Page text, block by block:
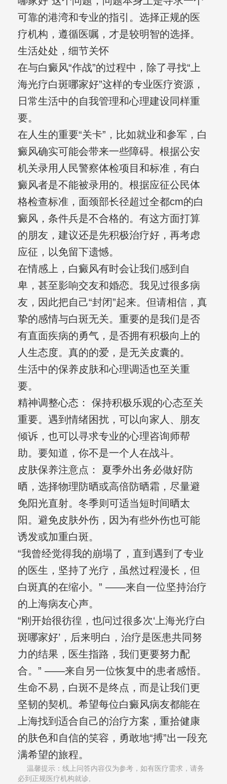
可靠的港湾和专业的指引。选择正规的医
疗机构，遵循医嘱，才是较明智的选择。
生活处处，细节关怀
在与白癜风“作战”的过程中，除了寻找“上
海光疗白斑哪家好”这样的专业医疗资源，
日常生活中的自我管理和心理建设同样重
要。
在人生的重要“关卡”，比如就业和参军，白
癜风确实可能会带来一些障碍。根据公安
机关录用人民警察体检项目和标准，有白
癜风者是不能被录用的。根据应征公民体
格检查标准，面颈部长径超过全都cm的白
癜风，条件兵是不合格的。有这方面打算
的朋友，建议还是先积极治疗好，再考虑
应征，以免留下遗憾。
在情感上，白癜风有时会让我们感到自
卑，甚至影响交友和婚恋。我见过很多病
友，因此把自己“封闭”起来。但请相信，真
挚的感情与白斑无关。重要的是我们是否
有直面疾病的勇气，是否拥有积极向上的
人生态度。真的的爱，是无关皮囊的。
生活中的保养皮肤和心理调适也至关重
要。
精神调整心态： 保持积极乐观的心态至关
重要。遇到情绪困扰，可以向家人、朋友
倾诉，也可以寻求专业的心理咨询师帮
助。要知道，你不是一个人在战斗。
皮肤保养注意点： 夏季外出务必做好防
晒，选择物理防晒或高倍防晒霜，尽量避
免阳光直射。冬季则可适当短时间晒太
阳。避免皮肤外伤，因为有些外伤也可能
诱发或加重白斑。
“我曾经觉得我的崩塌了，直到遇到了专业
的医生，坚持了光疗，虽然过程漫长，但
白斑真的在缩小。” ——来自一位坚持治疗
的上海病友心声。
“刚开始很彷徨，也问过很多次‘上海光疗白
斑哪家好’，后来明白，治疗是医患共同努
力的结果，医生指路，我们更要努力配
合。” ——来自另一位恢复中的患者感悟。
生命不易，白斑不是终点，而是让我们更
坚韧的契机。希望每位白癜风病友都能在
上海找到适合自己的治疗方案，重拾健康
的肤色和自信的笑容，勇敢地“搏”出一段充
满希望的旅程。
温馨提示：线上问答内容仅为参考，如有医疗需求，请务
必到正规医疗机构就诊,